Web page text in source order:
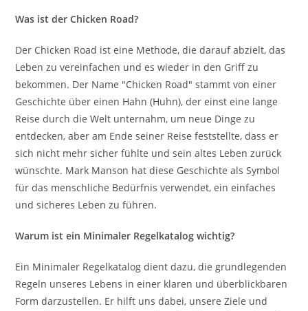
Was ist der Chicken Road?
Der Chicken Road ist eine Methode, die darauf abzielt, das
Leben zu vereinfachen und es wieder in den Griff zu
bekommen. Der Name "Chicken Road" stammt von einer
Geschichte über einen Hahn (Huhn), der einst eine lange
Reise durch die Welt unternahm, um neue Dinge zu
entdecken, aber am Ende seiner Reise feststellte, dass er
sich nicht mehr sicher fühlte und sein altes Leben zurück
wünschte. Mark Manson hat diese Geschichte als Symbol
für das menschliche Bedürfnis verwendet, ein einfaches
und sicheres Leben zu führen.
Warum ist ein Minimaler Regelkatalog wichtig?
Ein Minimaler Regelkatalog dient dazu, die grundlegenden
Regeln unseres Lebens in einer klaren und überblickbaren
Form darzustellen. Er hilft uns dabei, unsere Ziele und